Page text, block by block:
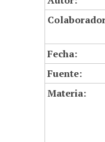
Fecha:
Fuente:
Materia: